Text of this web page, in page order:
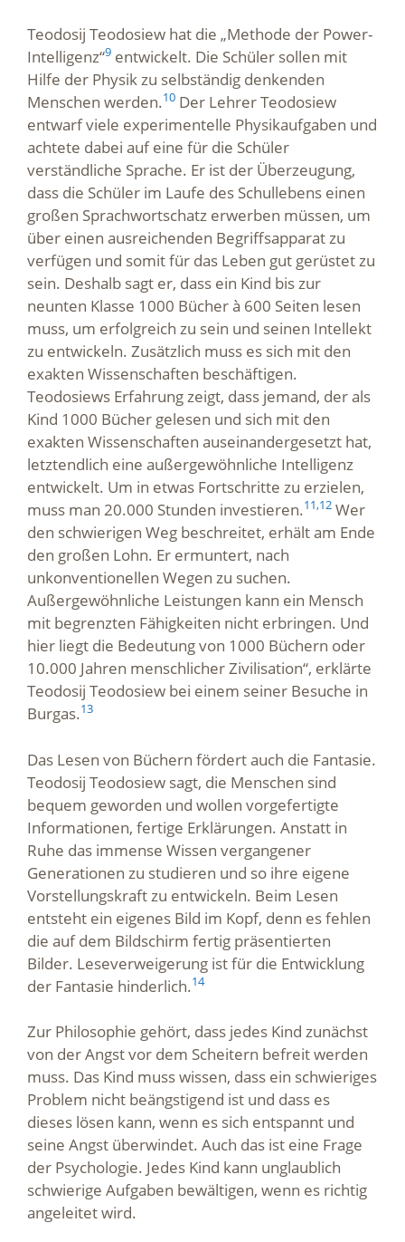
Teodosij Teodosiew hat die „Methode der Power-
Intelligenz“9 entwickelt. Die Schüler sollen mit
Hilfe der Physik zu selbständig denkenden
Menschen werden.10 Der Lehrer Teodosiew
entwarf viele experimentelle Physikaufgaben und
achtete dabei auf eine für die Schüler
verständliche Sprache. Er ist der Überzeugung,
dass die Schüler im Laufe des Schullebens einen
großen Sprachwortschatz erwerben müssen, um
über einen ausreichenden Begriffsapparat zu
verfügen und somit für das Leben gut gerüstet zu
sein. Deshalb sagt er, dass ein Kind bis zur
neunten Klasse 1000 Bücher à 600 Seiten lesen
muss, um erfolgreich zu sein und seinen Intellekt
zu entwickeln. Zusätzlich muss es sich mit den
exakten Wissenschaften beschäftigen.
Teodosiews Erfahrung zeigt, dass jemand, der als
Kind 1000 Bücher gelesen und sich mit den
exakten Wissenschaften auseinandergesetzt hat,
letztendlich eine außergewöhnliche Intelligenz
entwickelt. Um in etwas Fortschritte zu erzielen,
muss man 20.000 Stunden investieren.11,12 Wer
den schwierigen Weg beschreitet, erhält am Ende
den großen Lohn. Er ermuntert, nach
unkonventionellen Wegen zu suchen.
Außergewöhnliche Leistungen kann ein Mensch
mit begrenzten Fähigkeiten nicht erbringen. Und
hier liegt die Bedeutung von 1000 Büchern oder
10.000 Jahren menschlicher Zivilisation“, erklärte
Teodosij Teodosiew bei einem seiner Besuche in
Burgas.13
Das Lesen von Büchern fördert auch die Fantasie.
Teodosij Teodosiew sagt, die Menschen sind
bequem geworden und wollen vorgefertigte
Informationen, fertige Erklärungen. Anstatt in
Ruhe das immense Wissen vergangener
Generationen zu studieren und so ihre eigene
Vorstellungskraft zu entwickeln. Beim Lesen
entsteht ein eigenes Bild im Kopf, denn es fehlen
die auf dem Bildschirm fertig präsentierten
Bilder. Leseverweigerung ist für die Entwicklung
der Fantasie hinderlich.14
Zur Philosophie gehört, dass jedes Kind zunächst
von der Angst vor dem Scheitern befreit werden
muss. Das Kind muss wissen, dass ein schwieriges
Problem nicht beängstigend ist und dass es
dieses lösen kann, wenn es sich entspannt und
seine Angst überwindet. Auch das ist eine Frage
der Psychologie. Jedes Kind kann unglaublich
schwierige Aufgaben bewältigen, wenn es richtig
angeleitet wird.